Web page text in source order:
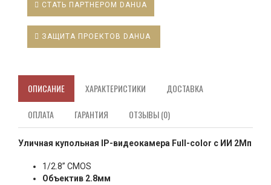
СТАТЬ ПАРТНЕРОМ DAHUA
ЗАЩИТА ПРОЕКТОВ DAHUA
ОПИСАНИЕ ХАРАКТЕРИСТИКИ ДОСТАВКА
ОПЛАТА ГАРАНТИЯ ОТЗЫВЫ (0)
Уличная купольная IP-видеокамера Full-color с ИИ 2Мп
1/2.8” CMOS
Объектив 2.8мм